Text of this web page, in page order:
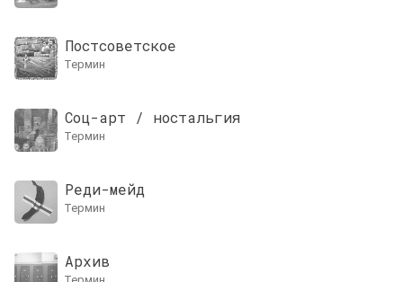
Постсоветское
термин
Соц-арт / ностальгия
термин
Реди-мейд
термин
Архив